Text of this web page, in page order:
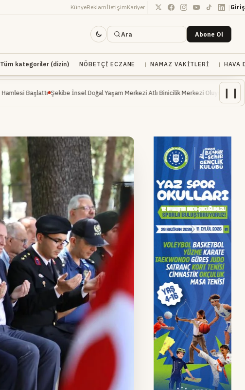
KünyeReklamİletişimKariyer | Giriş
Ara Abone Ol
Tüm kategoriler (dizin) NÖBETÇI ECZANE NAMAZ VAKITLERI HAVA
Şekibe İnsel Doğal Yaşam Merkezi Atlı Binicilik Merkezi Oluyor Pastalina Fırın ❙❙